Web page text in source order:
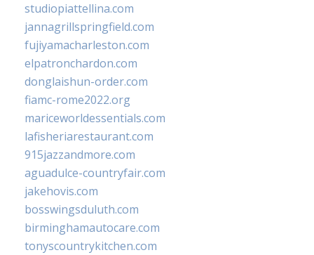
studiopiattellina.com
jannagrillspringfield.com
fujiyamacharleston.com
elpatronchardon.com
donglaishun-order.com
fiamc-rome2022.org
mariceworldessentials.com
lafisheriarestaurant.com
915jazzandmore.com
aguadulce-countryfair.com
jakehovis.com
bosswingsduluth.com
birminghamautocare.com
tonyscountrykitchen.com